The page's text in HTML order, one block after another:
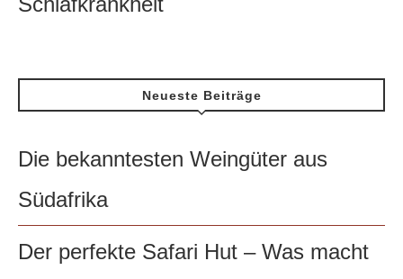
Neueste Beiträge
Die bekanntesten Weingüter aus
Südafrika
Der perfekte Safari Hut – Was macht